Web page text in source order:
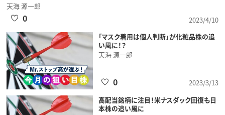
天海 源一郎
2023/4/10
0
「マスク着用は個人判断」が化粧品株の追
い風に！？
天海 源一郎
2023/3/13
0
高配当銘柄に注目！米ナスダック回復も日
本株の追い風に